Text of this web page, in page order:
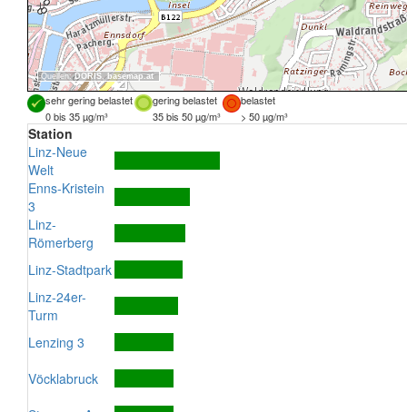
Quellen:DORIS, basemap.at
sehr gering belastet gering belastet
belastet
0 bis 35 µg/m³
35 bis 50 µg/m³ > 50 µg/m³
Station
Linz-Neue
Welt
Enns-Kristein
3
Linz-
Römerberg
Linz-Stadtpark
Linz-24er-
Turm
Lenzing 3
Vöcklabruck